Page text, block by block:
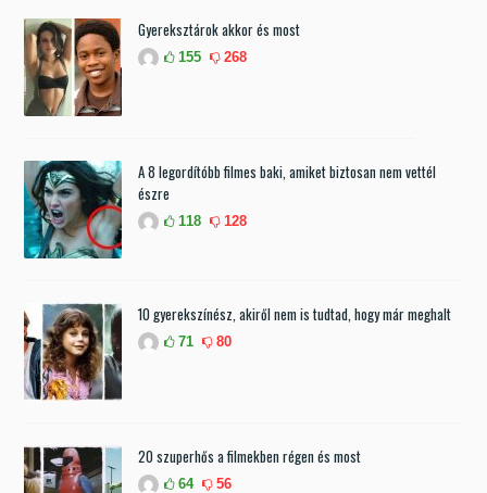
Gyereksztárok akkor és most
155 268
A 8 legordítóbb filmes baki, amiket biztosan nem vettél
észre
118 128
10 gyerekszínész, akiről nem is tudtad, hogy már meghalt
71 80
20 szuperhős a filmekben régen és most
64 56